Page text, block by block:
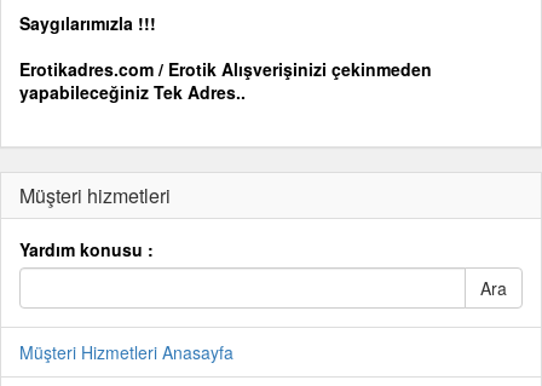
Saygılarımızla !!!
Erotikadres.com / Erotik Alışverişinizi çekinmeden
yapabileceğiniz Tek Adres..
Müşteri hizmetleri
Yardım konusu :
Müşteri Hizmetleri Anasayfa